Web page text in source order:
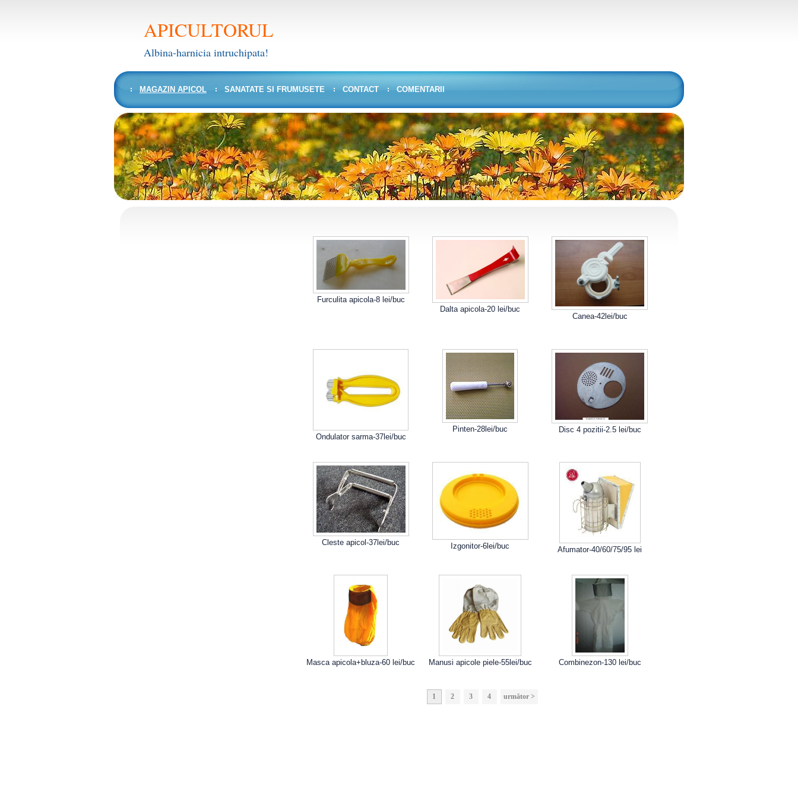
APICULTORUL
Albina-harnicia intruchipata!
MAGAZIN APICOL SANATATE SI FRUMUSETE CONTACT COMENTARII
Furculita apicola-8 lei/buc
Dalta apicola-20 lei/buc
Canea-42lei/buc
Ondulator sarma-37lei/buc
Pinten-28lei/buc Disc 4 pozitii-2.5 lei/buc
Cleste apicol-37lei/buc Izgonitor-6lei/buc Afumator-40/60/75/95 lei
Masca apicola+bluza-60 lei/buc Manusi apicole piele-55lei/buc Combinezon-130 lei/buc
1 2 3 4 următor >